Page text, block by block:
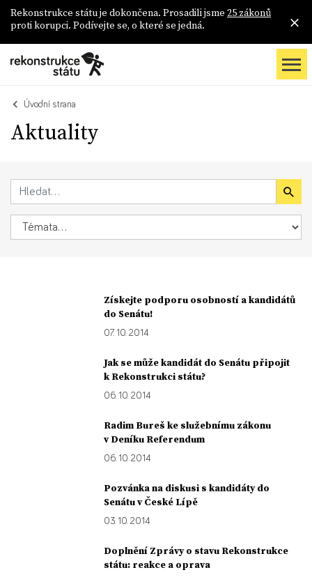
Rekonstrukce státu je dokončena. Prosadili jsme 25 zákonů
proti korupci. Podívejte se, o které se jedná.
Úvodní strana
Aktuality
Získejte podporu osobností a kandidátů
do Senátu!
07. 10. 2014
Jak se může kandidát do Senátu připojit
k Rekonstrukci státu?
06. 10. 2014
Radim Bureš ke služebnímu zákonu
v Deníku Referendum
06. 10. 2014
Pozvánka na diskusi s kandidáty do
Senátu v České Lípě
03. 10. 2014
Doplnění Zprávy o stavu Rekonstrukce
státu: reakce a oprava